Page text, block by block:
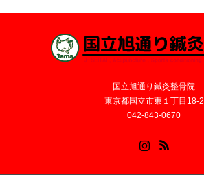
国立旭通り鍼灸整骨院
東京都国立市東１丁目18-2
042-843-0670